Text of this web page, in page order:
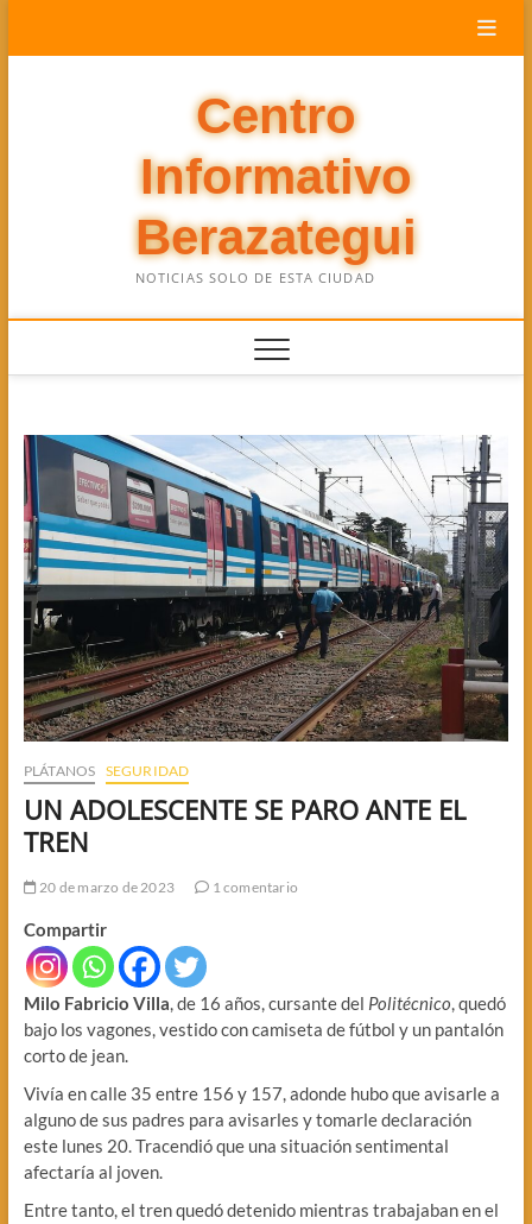
Centro
Informativo
Berazategui
NOTICIAS SOLO DE ESTA CIUDAD
PLÁTANOS SEGURIDAD
UN ADOLESCENTE SE PARO ANTE EL
TREN
20 de marzo de 2023 1 comentario
Compartir
Milo Fabricio Villa, de 16 años, cursante del Politécnico, quedó
bajo los vagones, vestido con camiseta de fútbol y un pantalón
corto de jean.
Vivía en calle 35 entre 156 y 157, adonde hubo que avisarle a
alguno de sus padres para avisarles y tomarle declaración
este lunes 20. Tracendió que una situación sentimental
afectaría al joven.
Entre tanto, el tren quedó detenido mientras trabajaban en el